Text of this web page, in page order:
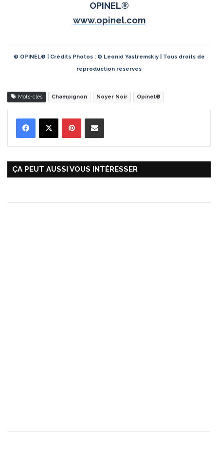
OPINEL®
www.opinel.com
© OPINEL® | Crédits Photos : © Leonid Yastremskiy | Tous droits de
reproduction réservés
Mots-clés Champignon Noyer Noir Opinel®
ÇA PEUT AUSSI VOUS INTÉRESSER